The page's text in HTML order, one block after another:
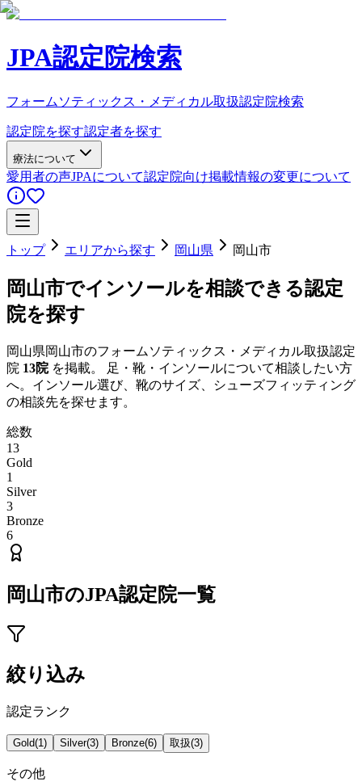
JPA認定院検索
フォームソティックス・メディカル取扱認定院検索
認定院を探す認定者を探す
療法について
愛用者の声JPAについて認定院向け掲載情報の変更について
トップ エリアから探す 岡山県 岡山市
岡山市でインソールを相談できる認定
院を探す
岡山県岡山市のフォームソティックス・メディカル取扱認定
院 13院を掲載。 足・靴・インソールについて相談したい方
へ。インソール選び、靴のサイズ、シューズフィッティング
の相談先を探せます。
総数
13
Gold
1
Silver
3
Bronze
6
岡山市のJPA認定院一覧
絞り込み
認定ランク
Gold(1) Silver(3) Bronze(6) 取扱(3)
その他